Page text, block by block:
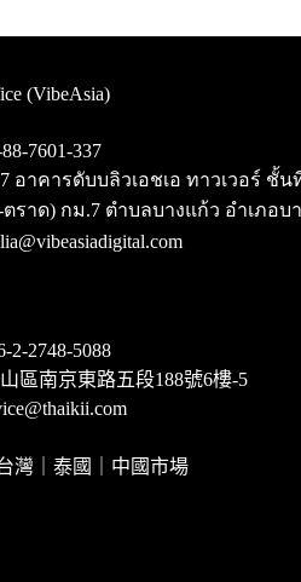
(VibeAsia)
7601-337
อาคารดับบลิวเอชเอ ทาวเวอร์ ชั้
ราด) กม.7 ตำบลบางแก้ว อำเภอบ
2-2748-5088
區南京東路五段188號6樓-5
灣｜泰國｜中國市場